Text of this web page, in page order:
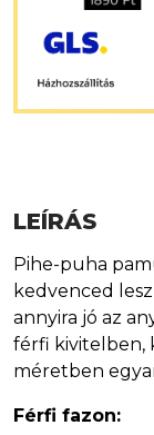
LEÍRÁS
Pihe-puha
kedvenced
annyira jó az
férfi kivitelben,
méretben
Férfi fazon: